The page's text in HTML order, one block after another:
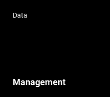
Data
Management